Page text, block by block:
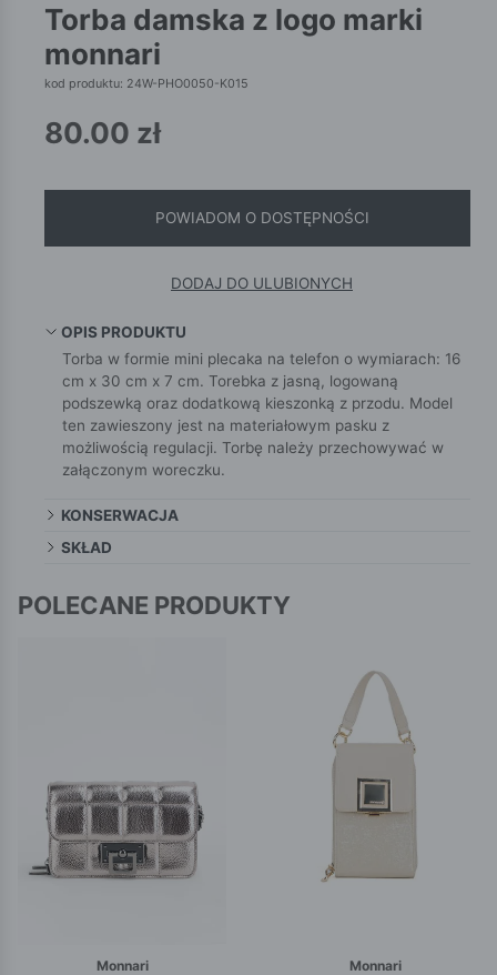
torba damska z logo marki
monnari
kod produktu: 24W-PHO0050-K015
80.00 zł
POWIADOM O DOSTĘPNOŚCI
DODAJ DO ULUBIONYCH
OPIS PRODUKTU
Torba w formie mini plecaka na telefon o wymiarach: 16
cm x 30 cm x 7 cm. Torebka z jasną, logowaną
podszewką oraz dodatkową kieszonką z przodu. Model
ten zawieszony jest na materiałowym pasku z
możliwością regulacji. Torbę należy przechowywać w
załączonym woreczku.
KONSERWACJA
SKŁAD
POLECANE PRODUKTY
Monnari
Monnari